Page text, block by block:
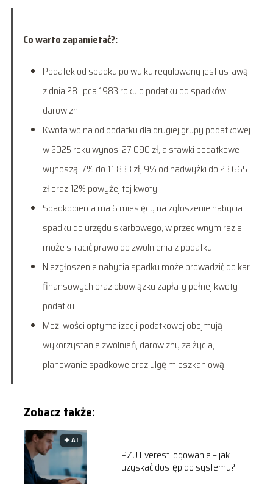
Co warto zapamietać?:
Podatek od spadku po wujku regulowany jest ustawą
z dnia 28 lipca 1983 roku o podatku od spadków i
darowizn.
Kwota wolna od podatku dla drugiej grupy podatkowej
w 2025 roku wynosi 27 090 zł, a stawki podatkowe
wynoszą: 7% do 11 833 zł, 9% od nadwyżki do 23 665
zł oraz 12% powyżej tej kwoty.
Spadkobierca ma 6 miesięcy na zgłoszenie nabycia
spadku do urzędu skarbowego, w przeciwnym razie
może stracić prawo do zwolnienia z podatku.
Niezgłoszenie nabycia spadku może prowadzić do kar
finansowych oraz obowiązku zapłaty pełnej kwoty
podatku.
Możliwości optymalizacji podatkowej obejmują
wykorzystanie zwolnień, darowizny za życia,
planowanie spadkowe oraz ulgę mieszkaniową.
Zobacz także:
🟅 AI
PZU Everest logowanie – jak
uzyskać dostęp do systemu?